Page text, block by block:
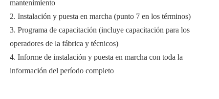
mantenimiento
2. Instalación y puesta en marcha (punto 7 en los términos)
3. Programa de capacitación (incluye capacitación para los
operadores de la fábrica y técnicos)
4. Informe de instalación y puesta en marcha con toda la
información del período completo